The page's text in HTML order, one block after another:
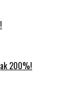
200%!